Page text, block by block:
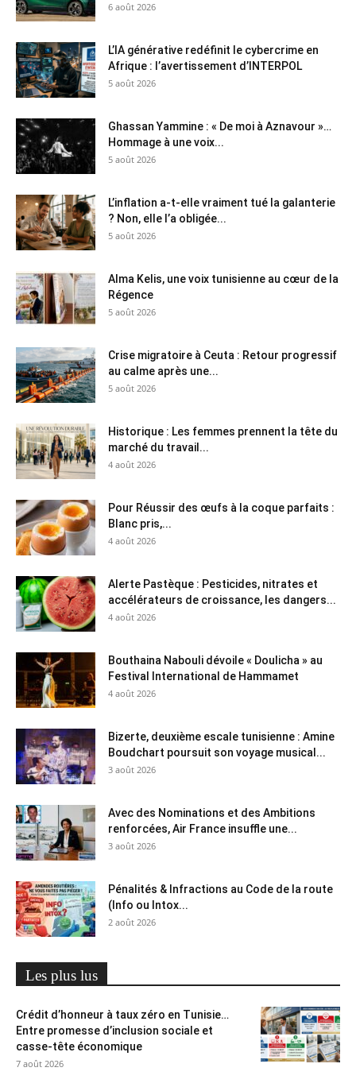
6 août 2026
L’IA générative redéfinit le cybercrime en
Afrique : l’avertissement d’INTERPOL
5 août 2026
Ghassan Yammine : « De moi à Aznavour »…
Hommage à une voix...
5 août 2026
L’inflation a-t-elle vraiment tué la galanterie
? Non, elle l’a obligée...
5 août 2026
Alma Kelis, une voix tunisienne au cœur de la
Régence
5 août 2026
Crise migratoire à Ceuta : Retour progressif
au calme après une...
5 août 2026
Historique : Les femmes prennent la tête du
marché du travail...
4 août 2026
Pour Réussir des œufs à la coque parfaits :
Blanc pris,...
4 août 2026
Alerte Pastèque : Pesticides, nitrates et
accélérateurs de croissance, les dangers...
4 août 2026
Bouthaina Nabouli dévoile « Doulicha » au
Festival International de Hammamet
4 août 2026
Bizerte, deuxième escale tunisienne : Amine
Boudchart poursuit son voyage musical...
3 août 2026
Avec des Nominations et des Ambitions
renforcées, Air France insuffle une...
3 août 2026
Pénalités & Infractions au Code de la route
(Info ou Intox...
2 août 2026
Les plus lus
Crédit d’honneur à taux zéro en Tunisie…
Entre promesse d’inclusion sociale et
casse-tête économique
7 août 2026